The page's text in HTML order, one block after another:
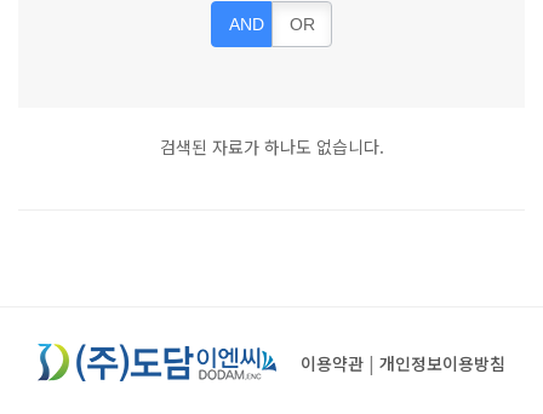
AND OR
검색된 자료가 하나도 없습니다.
이용약관 | 개인정보이용방침